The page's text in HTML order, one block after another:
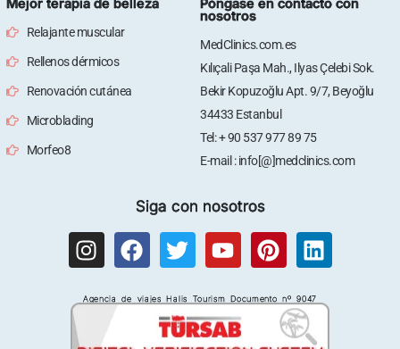
Mejor terapia de belleza
Relajante muscular
Rellenos dérmicos
Renovación cutánea
Microblading
Morfeo8
Póngase en contacto con
nosotros
MedClinics.com.es
Kılıçali Paşa Mah., Ilyas Çelebi Sok.
Bekir Kopuzoğlu Apt. 9/7, Beyoğlu
34433 Estanbul
Tel: + 90 537 977 89 75
E-mail : info[@]medclinics.com
Siga con nosotros
I
n
t
F
a
e
T
w
t
t
Y
o
t
u
P
i
t
e
L
i
k
e
Agencia de viajes Halis Tourism Documento nº 9047